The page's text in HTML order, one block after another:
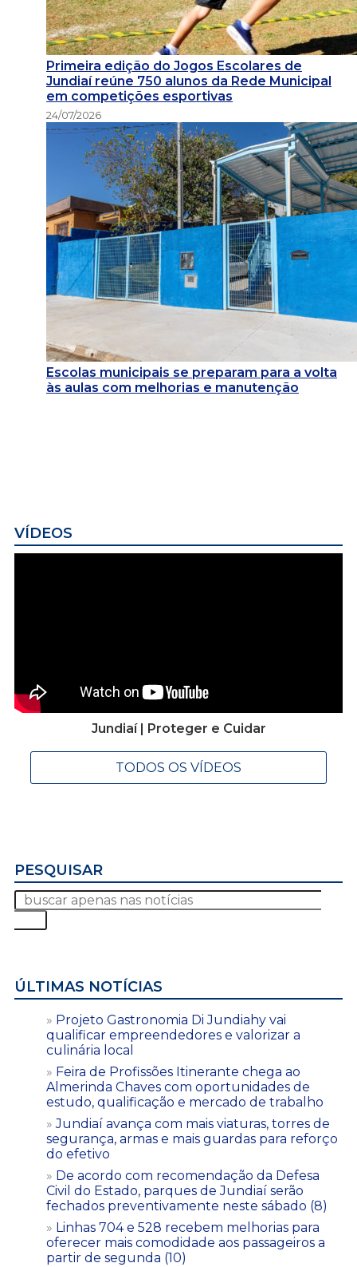
Primeira edição do Jogos Escolares de
Jundiaí reúne 750 alunos da Rede Municipal
em competições esportivas
24/07/2026
Escolas municipais se preparam para a volta
às aulas com melhorias e manutenção
VÍDEOS
Jundiaí | Proteger e Cuidar
TODOS OS VÍDEOS
PESQUISAR
ÚLTIMAS NOTÍCIAS
Projeto Gastronomia Di Jundiahy vai
qualificar empreendedores e valorizar a
culinária local
Feira de Profissões Itinerante chega ao
Almerinda Chaves com oportunidades de
estudo, qualificação e mercado de trabalho
Jundiaí avança com mais viaturas, torres de
segurança, armas e mais guardas para reforço
do efetivo
De acordo com recomendação da Defesa
Civil do Estado, parques de Jundiaí serão
fechados preventivamente neste sábado (8)
Linhas 704 e 528 recebem melhorias para
oferecer mais comodidade aos passageiros a
partir de segunda (10)